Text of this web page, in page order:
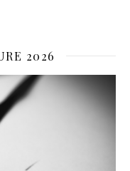
2026